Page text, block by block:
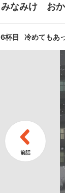
キャスト ／ スタ
みなみけ おか
6杯目 冷めてもあ